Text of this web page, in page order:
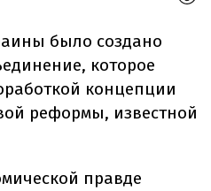
было создано
которое
концепции
реформы, известной
правде